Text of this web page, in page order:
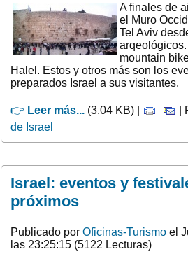
A finales de
el Muro
Tel Aviv
mountain
Halel. Estos y otros más son los
preparados Israel a sus visitantes.
👉 Leer más... (3.04 KB) | |
de Israel
Israel: eventos y
próximos
Publicado por Oficinas-Turismo el
las 23:25:15 (5122 Lecturas)